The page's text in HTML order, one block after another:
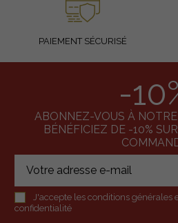
PAIEMENT SÉCURISÉ
-
ABONNEZ-VOUS À
BÉNÉFICIEZ DE -10%
J'accepte les conditions générales
confidentialité